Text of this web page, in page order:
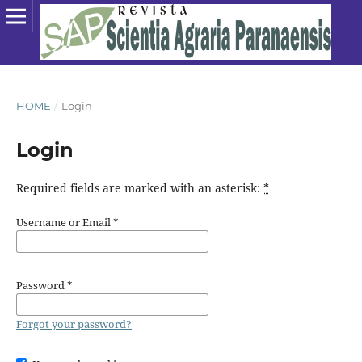
HOME / Login
Login
Required fields are marked with an asterisk: *
Username or Email*
Password*
Forgot your password?